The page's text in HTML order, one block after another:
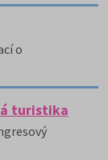
o
turistika